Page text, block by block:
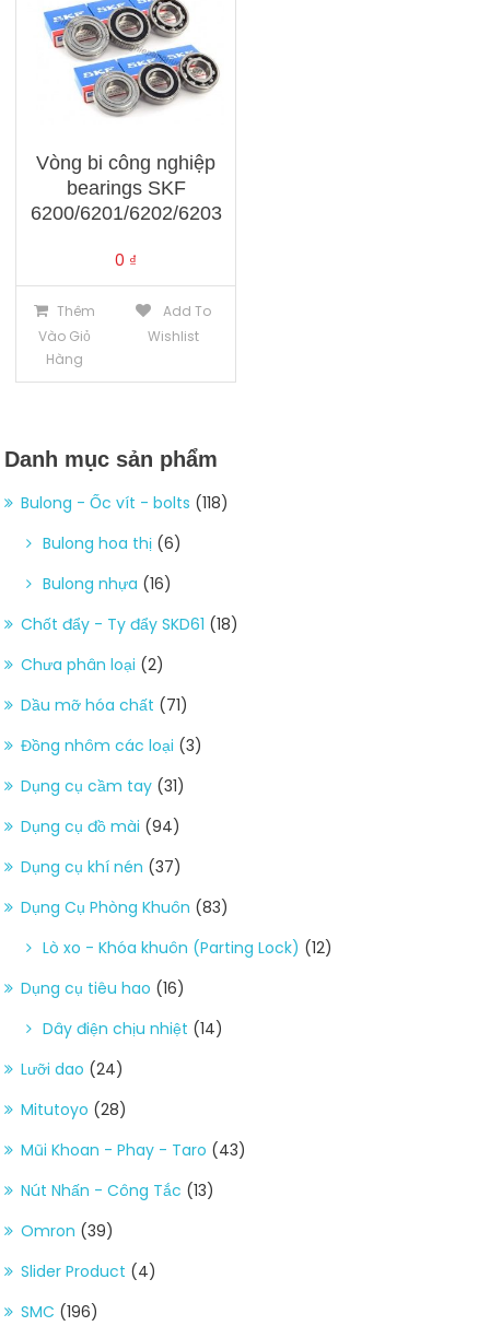
Vòng bi công nghiệp
bearings SKF
6200/6201/6202/6203
0 ₫
Thêm
Vào Giỏ
Hàng
Add To
Wishlist
Danh mục sản phẩm
Bulong - Ốc vít - bolts (118)
Bulong hoa thị (6)
Bulong nhựa (16)
Chốt đẩy - Ty đẩy SKD61 (18)
Chưa phân loại (2)
Dầu mỡ hóa chất (71)
Đồng nhôm các loại (3)
Dụng cụ cầm tay (31)
Dụng cụ đồ mài (94)
Dụng cụ khí nén (37)
Dụng Cụ Phòng Khuôn (83)
Lò xo - Khóa khuôn (Parting Lock) (12)
Dụng cụ tiêu hao (16)
Dây điện chịu nhiệt (14)
Lưỡi dao (24)
Mitutoyo (28)
Mũi Khoan - Phay - Taro (43)
Nút Nhấn - Công Tắc (13)
Omron (39)
Slider Product (4)
SMC (196)